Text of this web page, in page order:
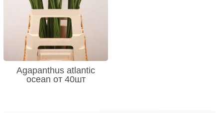
Agapanthus atlantic
ocean от 40шт